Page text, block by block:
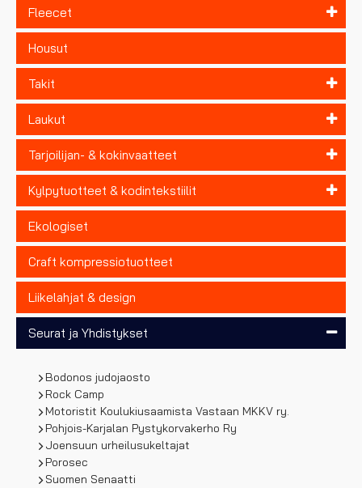
Fleecet
Housut
Takit
Laukut
Tarjoilijan- & kokinvaatteet
Kylpytuotteet & kodintekstiilit
Ekologiset
Craft kompressiotuotteet
Liikelahjat & design
Seurat ja Yhdistykset
Bodonos judojaosto
Rock Camp
Motoristit Koulukiusaamista Vastaan MKKV ry.
Pohjois-Karjalan Pystykorvakerho Ry
Joensuun urheilusukeltajat
Porosec
Suomen Senaatti